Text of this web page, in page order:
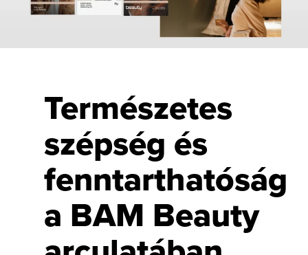
Természetes
szépség és
fenntarthatóság
a BAM Beauty